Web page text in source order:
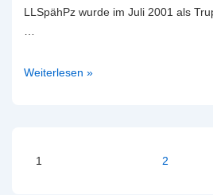
LLSpähPz wurde im Juli 2001 als
LLAufklFz
Weiterlesen »
1 2